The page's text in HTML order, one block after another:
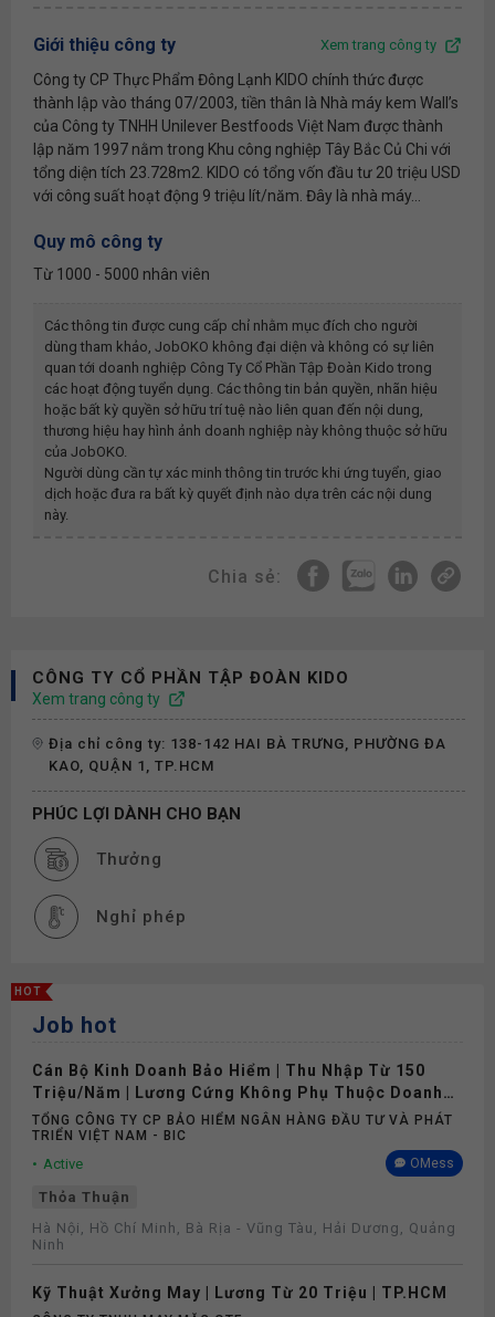
Giới thiệu công ty Xem trang công ty
Công ty CP Thực Phẩm Đông Lạnh KIDO chính thức được
thành lập vào tháng 07/2003, tiền thân là Nhà máy kem Wall’s
của Công ty TNHH Unilever Bestfoods Việt Nam được thành
lập năm 1997 nằm trong Khu công nghiệp Tây Bắc Củ Chi với
tổng diện tích 23.728m2. KIDO có tổng vốn đầu tư 20 triệu USD
với công suất hoạt động 9 triệu lít/năm. Đây là nhà máy...
Quy mô công ty
Từ 1000 - 5000 nhân viên
Các thông tin được cung cấp chỉ nhằm mục đích cho người
dùng tham khảo, JobOKO không đại diện và không có sự liên
quan tới doanh nghiệp Công Ty Cổ Phần Tập Đoàn Kido trong
các hoạt động tuyển dụng. Các thông tin bản quyền, nhãn hiệu
hoặc bất kỳ quyền sở hữu trí tuệ nào liên quan đến nội dung,
thương hiệu hay hình ảnh doanh nghiệp này không thuộc sở hữu
của JobOKO.
Người dùng cần tự xác minh thông tin trước khi ứng tuyển, giao
dịch hoặc đưa ra bất kỳ quyết định nào dựa trên các nội dung
này.
Chia sẻ:
CÔNG TY CỔ PHẦN TẬP ĐOÀN KIDO
Xem trang công ty
Địa chỉ công ty: 138-142 HAI BÀ TRƯNG, PHƯỜNG ĐA
KAO, QUẬN 1, TP.HCM
PHÚC LỢI DÀNH CHO BẠN
Thưởng
Nghỉ phép
HOT
Job hot
Cán Bộ Kinh Doanh Bảo Hiểm | Thu Nhập Từ 150
Triệu/Năm | Lương Cứng Không Phụ Thuộc Doanh
Số
TỔNG CÔNG TY CP BẢO HIỂM NGÂN HÀNG ĐẦU TƯ VÀ PHÁT
TRIỂN VIỆT NAM - BIC
Active OMess
Thỏa Thuận
Hà Nội, Hồ Chí Minh, Bà Rịa - Vũng Tàu, Hải Dương, Quảng
Ninh
Kỹ Thuật Xưởng May | Lương Từ 20 Triệu | TP.HCM